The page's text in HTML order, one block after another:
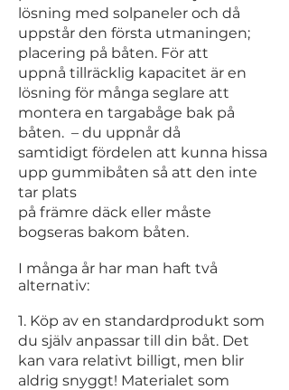
lösning med solpaneler och då
uppstår den första utmaningen;
placering på båten. För att
uppnå tillräcklig kapacitet är en
lösning för många seglare att
montera en targabåge bak på
båten. – du uppnår då
samtidigt fördelen att kunna hissa
upp gummibåten så att den inte
tar plats
på främre däck eller måste
bogseras bakom båten.
I många år har man haft två
alternativ:
1. Köp av en standardprodukt som
du själv anpassar till din båt. Det
kan vara relativt billigt, men blir
aldrig snyggt! Materialet som